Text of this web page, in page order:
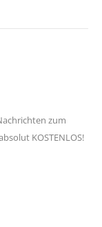
zum
KOSTENLOS!